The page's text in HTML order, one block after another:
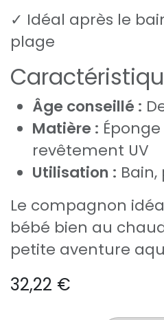
✓ Idéal après le
plage
Âge conseillé :
Matière :
revêtement UV
Utilisation :
Le compagnon
bébé bien au
petite aventure
32,22 €